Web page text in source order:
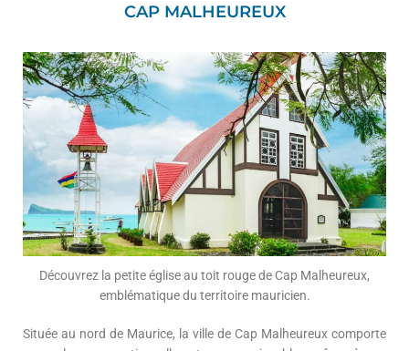
CAP MALHEUREUX
Découvrez la petite église au toit rouge de Cap Malheureux,
emblématique du territoire mauricien.
Située au nord de Maurice, la ville de Cap Malheureux comporte